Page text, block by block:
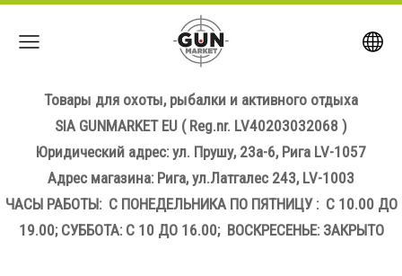
Товары для охоты, рыбалки и активного отдыха
SIA GUNMARKET EU ( Reg.nr. LV40203032068 )
Юридический адрес: ул. Прушу, 23а-6, Рига LV-1057
Адрес магазина: Рига, ул.Латгалес 243, LV-1003
ЧАСЫ РАБОТЫ: С ПОНЕДЕЛЬНИКА ПО ПЯТНИЦУ : С 10.00 ДО
19.00; СУББОТА: С 10 ДО 16.00; ВОСКРЕСЕНЬЕ: ЗАКРЫТО